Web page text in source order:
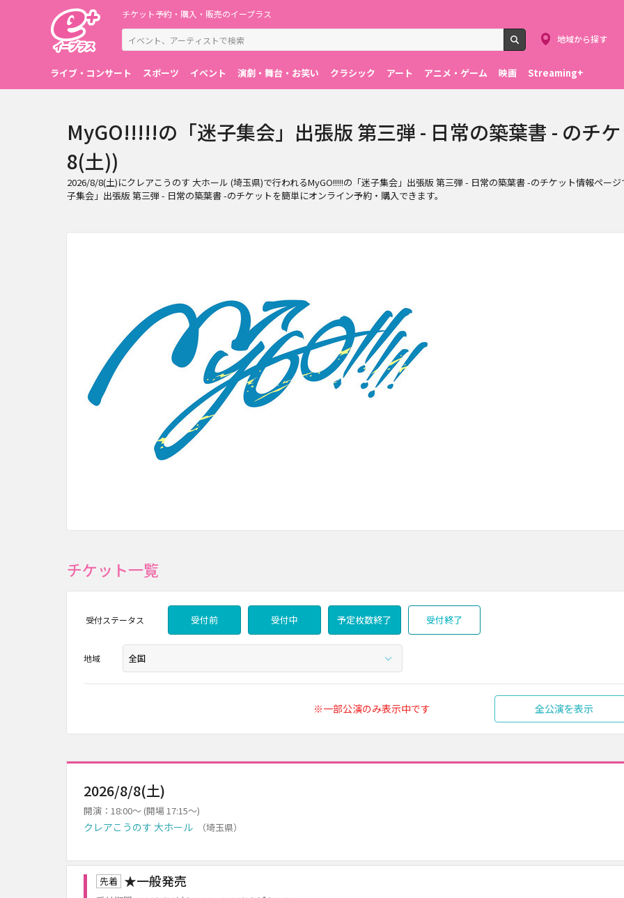
チケット予約・購入・販売のイープラス
検索
地域から探す
ライブ・コンサート スポーツ イベント 演劇・舞台・お笑い クラシック アート アニメ・ゲーム 映画 Streaming+
MyGO!!!!!の「迷子集会」出張版 第三弾 - 日常の築葉書 - のチ
8(土))
2026/8/8(土)にクレアこうのす 大ホール (埼玉県)で行われるMyGO!!!!!の「迷子集会」出張版 第三弾 - 日常の築葉書 -のチケット情報ペー
子集会」出張版 第三弾 - 日常の築葉書 -のチケットを簡単にオンライン予約・購入できます。
チケット一覧
受付ステータス 受付前 受付中 予定枚数終了 受付終了
地域
※一部公演のみ表示中です 全公演を表示
2026/8/8(土)
開演：18:00～ (開場 17:15～)
クレアこうのす 大ホール （埼玉県）
先着 ★一般発売